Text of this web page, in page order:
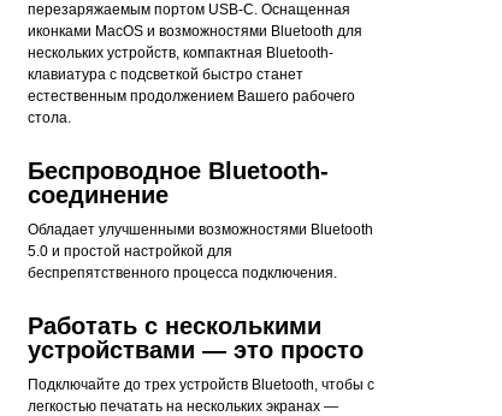
перезаряжаемым портом USB-C. Оснащенная
иконками MacOS и возможностями Bluetooth для
нескольких устройств, компактная Bluetooth-
клавиатура с подсветкой быстро станет
естественным продолжением Вашего рабочего
стола.
Беспроводное Bluetooth-
соединение
Обладает улучшенными возможностями Bluetooth
5.0 и простой настройкой для
беспрепятственного процесса подключения.
Работать с несколькими
устройствами — это просто
Подключайте до трех устройств Bluetooth, чтобы с
легкостью печатать на нескольких экранах —